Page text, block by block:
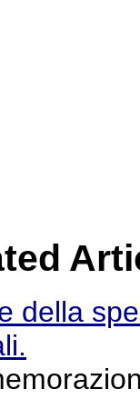
della